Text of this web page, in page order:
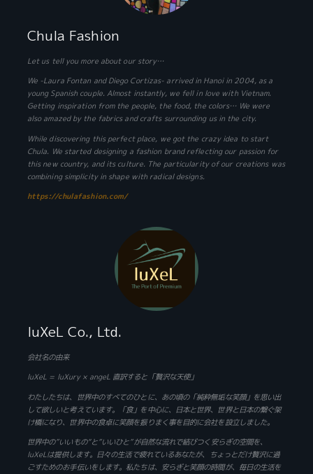
Chula Fashion
Let us tell you more about our story…
We -Laura Fontan and Diego Cortizas- arrived in Hanoi in 2004, as a
young Spanish couple. Almost instantly, we fell in love with Vietnam.
Getting inspiration from the people, the food, the colors… We were
also amazed by the fabrics and crafts surrounding us in the city.
While discovering this perfect place, we got the crazy idea to start
Chula. We started designing a fashion brand reflecting our passion for
this new country, and its culture. The particularity of our creations was
combining simplicity in shape with radical designs.
https://chulafashion.com/
luXeL Co., Ltd.
会社名の由来
luXeL = luXury × angeL 直訳すると「贅沢な天使」
わたしたちは、世界中のすべてのひとに、あの頃の「純粋無垢な笑顔」を思い出
して欲しいと考えています。「食」を中心に、日本と世界、世界と日本の繋ぐ架
け橋になり、世界中の食卓に笑顔を振りまく事を目的に会社を設立しました。
世界中の”いいもの“と”いいひと”が自然な流れで結びつく安らぎの空間を、
luXeLは提供します。日々の生活で疲れているあなたが、ちょっとだけ贅沢に過
ごすためのお手伝いをします。私たちは、安らぎと笑顔の時間が、毎日の生活を